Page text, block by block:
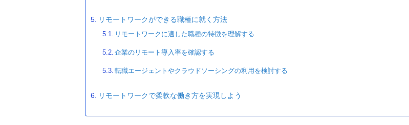
リモートワークができる職種に就く方法
リモートワークに適した職種の特徴を理解する
企業のリモート導入率を確認する
転職エージェントやクラウドソーシングの利用を検討する
リモートワークで柔軟な働き方を実現しよう